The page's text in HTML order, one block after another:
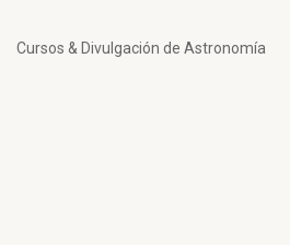
Cursos & Divulgación de Astronomía